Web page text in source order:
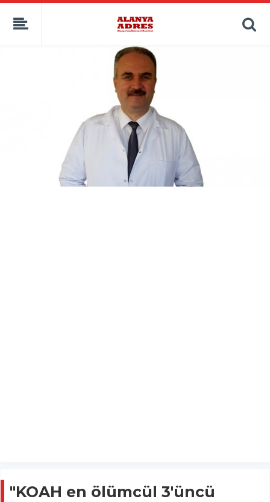
kaçak bahis
deneme bonusu
deneme bonusu veren siteler
"KOAH en ölümcül 3'üncü